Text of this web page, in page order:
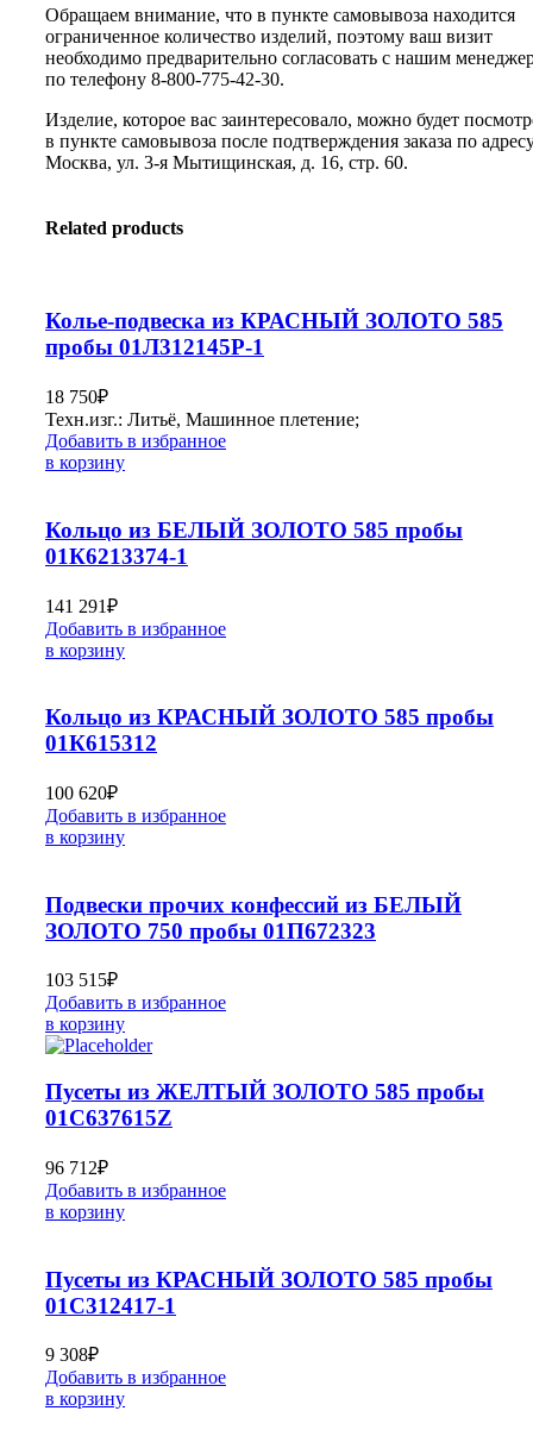
Обращаем внимание, что в пункте самовывоза находится
ограниченное количество изделий, поэтому ваш визит
необходимо предварительно согласовать с нашим
по телефону 8-800-775-42-30.
Изделие, которое вас заинтересовало, можно будет
в пункте самовывоза после подтверждения заказа по
Москва, ул. 3-я Мытищинская, д. 16, стр. 60.
Related products
Колье-подвеска из КРАСНЫЙ ЗОЛОТО 585
пробы 01Л312145Р-1
18 750₽
Техн.изг.: Литьё, Машинное плетение;
Добавить в избранное
в корзину
Кольцо из БЕЛЫЙ ЗОЛОТО 585 пробы
01К6213374-1
141 291₽
Добавить в избранное
в корзину
Кольцо из КРАСНЫЙ ЗОЛОТО 585 пробы
01К615312
100 620₽
Добавить в избранное
в корзину
Подвески прочих конфессий из БЕЛЫЙ
ЗОЛОТО 750 пробы 01П672323
103 515₽
Добавить в избранное
в корзину
Пусеты из ЖЕЛТЫЙ ЗОЛОТО 585 пробы
01С637615Z
96 712₽
Добавить в избранное
в корзину
Пусеты из КРАСНЫЙ ЗОЛОТО 585 пробы
01С312417-1
9 308₽
Добавить в избранное
в корзину